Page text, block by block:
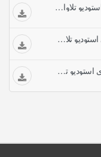
آل عمران النساء محمود خليل الحصري استوديو تلاوات مجودة
الأحزاب 51 سبأ 9 محمود خليل الحصري استوديو تلاوات مجودة
الأحزاب 60 سبأ 23 محمود خليل الحصري استوديو تلاوات مجودة